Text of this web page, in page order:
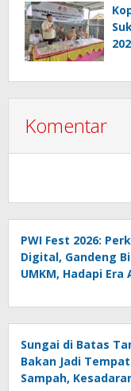
Komentar
PWI Fest 2026:
Digital, Gandeng
UMKM, Hadapi Era
Sungai di Batas
Bakan Jadi
Sampah,